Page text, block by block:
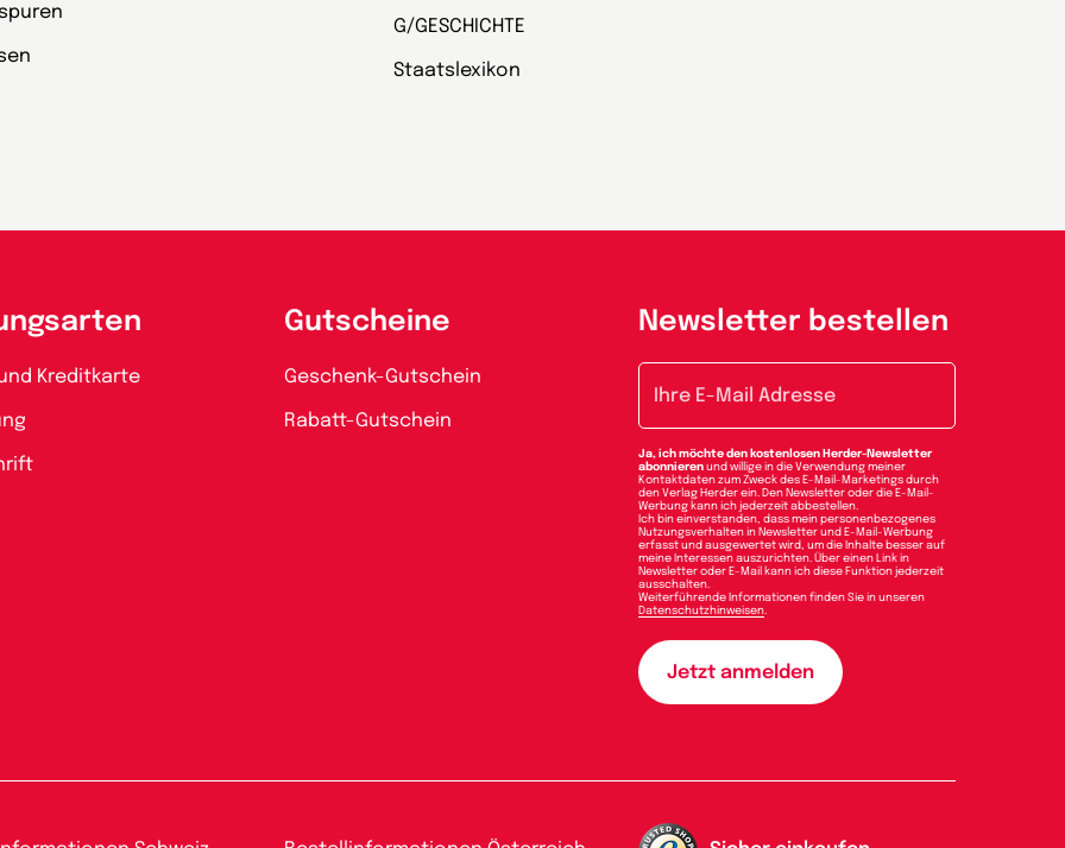
G/GESCHICHTE
Staatslexikon
Kreditkarte
Gutscheine
Geschenk-Gutschein
Rabatt-Gutschein
Newsletter bestellen
Ja, ich möchte den kostenlosen Herder-Newsletter
abonnierenund willige in die Verwendung meiner
Kontaktdaten zum Zweck des E-Mail-Marketings durch
den Verlag Herder ein. Den Newsletter oder die E-Mail-
Werbung kann ich jederzeit abbestellen.
Ich bin einverstanden, dass mein personenbezogenes
Nutzungsverhalten in Newsletter und E-Mail-Werbung
erfasst und ausgewertet wird, um die Inhalte besser auf
meine Interessen auszurichten. Über einen Link in
Newsletter oder E-Mail kann ich diese Funktion jederzeit
ausschalten.
Weiterführende Informationen finden Sie in unseren
Datenschutzhinweisen.